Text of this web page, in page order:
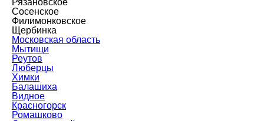
Рязановское
Сосенское
Филимонковское
Щербинка
Московская область
Мытищи
Реутов
Люберцы
Химки
Балашиха
Видное
Красногорск
Ромашково